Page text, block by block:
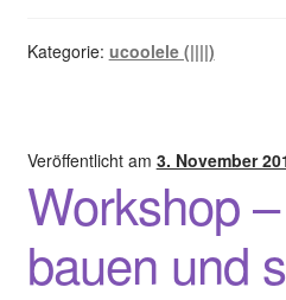
Kategorie: ucoolele (||||)
Veröffentlicht am 3. November
Workshop
bauen und